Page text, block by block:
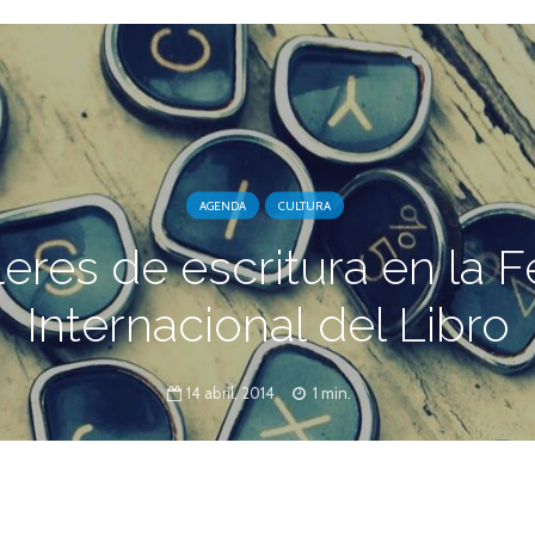
AGENDA CULTURA
de escritura en la
Internacional del Libro
14 abril, 2014 1 min.